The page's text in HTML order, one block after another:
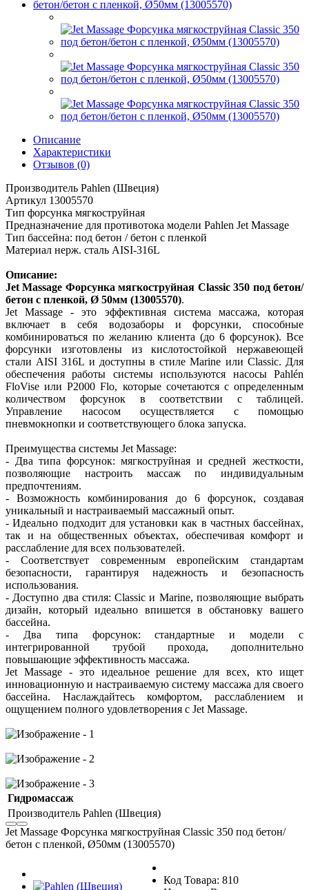
Описание
Характеристики
Отзывов (0)
Производитель Pahlen (Швеция)
Артикул 13005570
Тип форсунка мягкоструйная
Предназначение для противотока модели Pahlen Jet Massage
Тип бассейна: под бетон / бетон с пленкой
Материал нерж. сталь AISI-316L
Описание:
Jet Massage Форсунка мягкоструйная Classic 350 под бетон/
бетон с пленкой, Ø 50мм (13005570).
Jet Massage - это эффективная система массажа, которая
включает в себя водозаборы и форсунки, способные
комбинироваться по желанию клиента (до 6 форсунок). Все
форсунки изготовлены из кислотостойкой нержавеющей
стали AISI 316L и доступны в стиле Marine или Classic. Для
обеспечения работы системы используются насосы Pahlén
FloVise или P2000 Flo, которые сочетаются с определенным
количеством форсунок в соответствии с таблицей.
Управление насосом осуществляется с помощью
пневмокнопки и соответствующего блока запуска.
Преимущества системы Jet Massage:
- Два типа форсунок: мягкоструйная и средней жесткости,
позволяющие настроить массаж по индивидуальным
предпочтениям.
- Возможность комбинирования до 6 форсунок, создавая
уникальный и настраиваемый массажный опыт.
- Идеально подходит для установки как в частных бассейнах,
так и на общественных объектах, обеспечивая комфорт и
расслабление для всех пользователей.
- Соответствует современным европейским стандартам
безопасности, гарантируя надежность и безопасность
использования.
- Доступно два стиля: Classic и Marine, позволяющие выбрать
дизайн, который идеально впишется в обстановку вашего
бассейна.
- Два типа форсунок: стандартные и модели с
интегрированной трубой прохода, дополнительно
повышающие эффективность массажа.
Jet Massage - это идеальное решение для всех, кто ищет
инновационную и настраиваемую систему массажа для своего
бассейна. Наслаждайтесь комфортом, расслаблением и
ощущением полного удовлетворения с Jet Massage.
Гидромассаж
Производитель Pahlen (Швеция)
Jet Massage Форсунка мягкоструйная Classic 350 под бетон/
бетон с пленкой, Ø50мм (13005570)
Код Товара: 810